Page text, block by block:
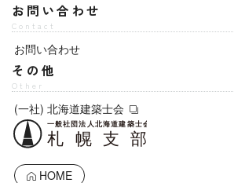
HOME
お問い合わせ
Contact
お問い合わせ
その他
Other
(一社) 北海道建築士会